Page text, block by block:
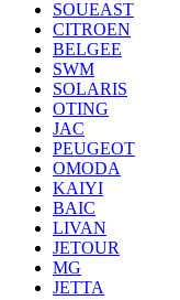
SOUEAST
CITROEN
BELGEE
SWM
SOLARIS
OTING
JAC
PEUGEOT
OMODA
KAIYI
BAIC
LIVAN
JETOUR
MG
JETTA